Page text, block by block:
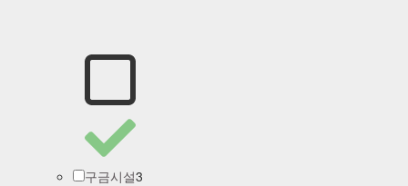
구금시설3